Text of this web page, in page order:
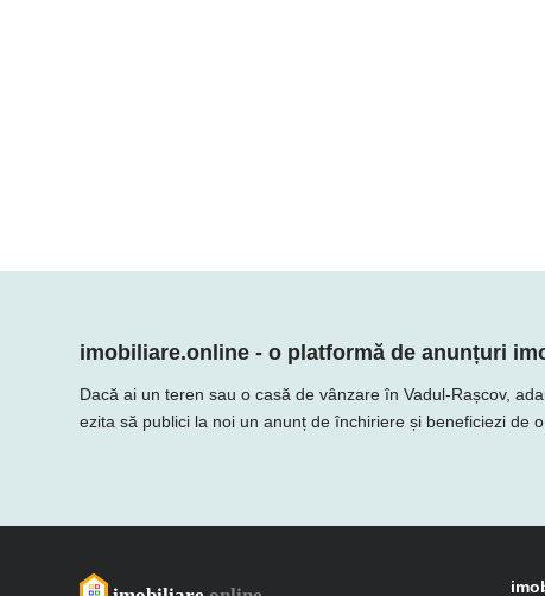
imobiliare.online - o platformă de anunțuri
Dacă ai un teren sau o casă de vânzare în Vadul-Rașcov,
ezita să publici la noi un anunț de închiriere și beneficiezi de